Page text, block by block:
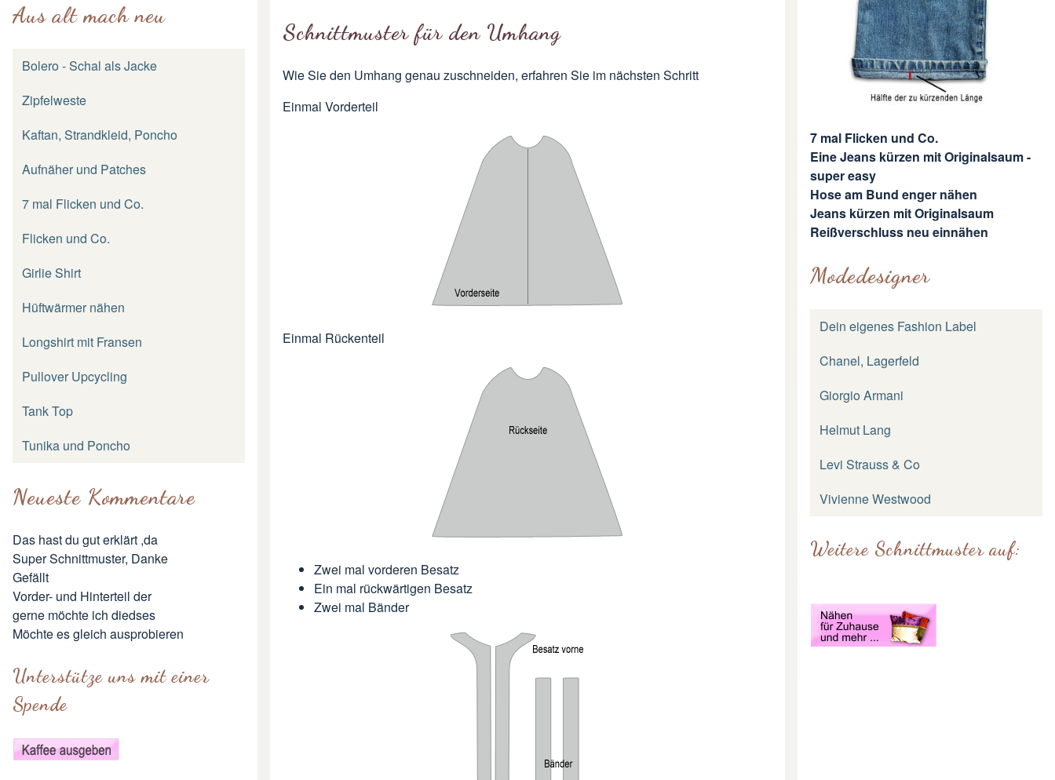
Aus alt mach neu
Bolero - Schal als Jacke
Zipfelweste
Kaftan, Strandkleid, Poncho
Aufnäher und Patches
7 mal Flicken und Co.
Flicken und Co.
Girlie Shirt
Hüftwärmer nähen
Longshirt mit Fransen
Pullover Upcycling
Tank Top
Tunika und Poncho
Neueste Kommentare
Das hast du gut erklärt ,da
Super Schnittmuster, Danke
Gefällt
Vorder- und Hinterteil der
gerne möchte ich diedses
Möchte es gleich ausprobieren
Unterstütze uns mit einer
Spende
Schnittmuster für den Umhang
Wie Sie den Umhang genau zuschneiden, erfahren Sie im nächsten Schritt
Einmal Vorderteil
Einmal Rückenteil
Zwei mal vorderen Besatz
Ein mal rückwärtigen Besatz
Zwei mal Bänder
7 mal Flicken und Co.
Eine Jeans kürzen mit Originalsaum -
super easy
Hose am Bund enger nähen
Jeans kürzen mit Originalsaum
Reißverschluss neu einnähen
Modedesigner
Dein eigenes Fashion Label
Chanel, Lagerfeld
Giorgio Armani
Helmut Lang
Levi Strauss & Co
Vivienne Westwood
Weitere Schnittmuster auf: